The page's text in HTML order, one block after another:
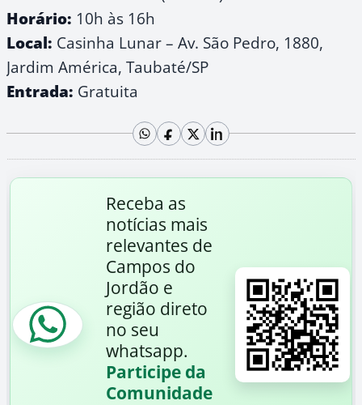
Horário: 10h às 16h
Local: Casinha Lunar – Av. São Pedro, 1880,
Jardim América, Taubaté/SP
Entrada: Gratuita
Receba as
notícias mais
relevantes de
Campos do
Jordão e
região direto
no seu
whatsapp.
Participe da
Comunidade